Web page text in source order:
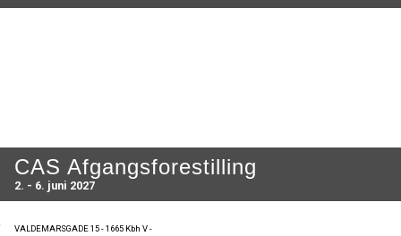
CAS Afgangsforestilling
2. - 6. juni 2027
VALDEMARSGADE 15 - 1665 Kbh V -